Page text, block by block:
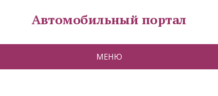
Автомобильный портал
МЕНЮ